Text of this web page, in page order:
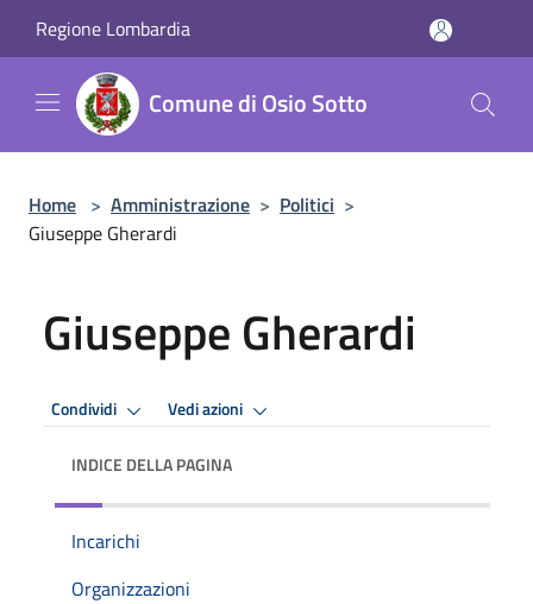
Regione Lombardia
Comune di Osio Sotto
Home > Amministrazione > Politici >
Giuseppe Gherardi
Giuseppe Gherardi
Condividi Vedi azioni
INDICE DELLA PAGINA
Incarichi
Organizzazioni